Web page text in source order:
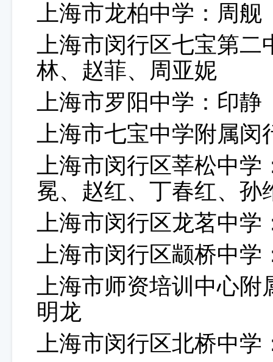
上海市龙柏中学：周舰
上海市闵行区七宝第
林、赵菲、周亚妮
上海市罗阳中学：印静
上海市七宝中学附属
上海市闵行区莘松中
冕、赵红、丁春红、孙
上海市闵行区龙茗中
上海市闵行区颛桥中
上海市师资培训中心
明龙
上海市闵行区北桥中学